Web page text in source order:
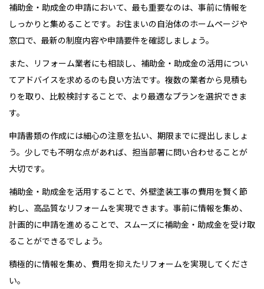
補助金・助成金の申請において、最も重要なのは、事前に情報を
しっかりと集めることです。お住まいの自治体のホームページや
窓口で、最新の制度内容や申請要件を確認しましょう。
また、リフォーム業者にも相談し、補助金・助成金の活用につい
てアドバイスを求めるのも良い方法です。複数の業者から見積も
りを取り、比較検討することで、より最適なプランを選択できま
す。
申請書類の作成には細心の注意を払い、期限までに提出しましょ
う。少しでも不明な点があれば、担当部署に問い合わせることが
大切です。
補助金・助成金を活用することで、外壁塗装工事の費用を賢く節
約し、高品質なリフォームを実現できます。事前に情報を集め、
計画的に申請を進めることで、スムーズに補助金・助成金を受け取
ることができるでしょう。
積極的に情報を集め、費用を抑えたリフォームを実現してくださ
い。